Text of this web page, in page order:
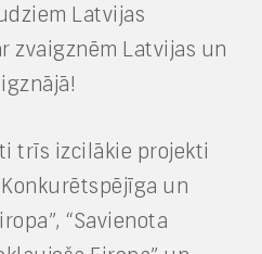
Latvijas
zvaigznēm Latvijas un
trīs izcilākie projekti
un
“Savienota